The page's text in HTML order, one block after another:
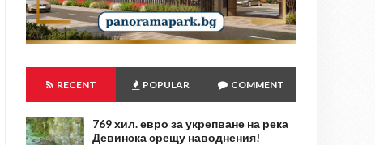
RECENT POPULAR COMMENT
769 хил. евро за укрепване на река
Девинска срещу наводнения!